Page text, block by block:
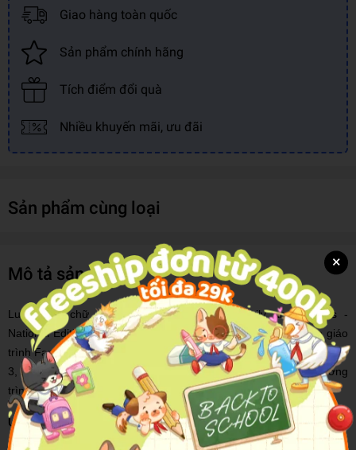
Giao hàng toàn quốc
Sản phẩm chính hãng
Tích điểm đổi quà
Nhiều khuyến mãi, ưu đãi
Sản phẩm cùng loại
Mô tả sản phẩm
Luyện viết chữ đẹp từ vựng Tiếng Anh Family and Friends -
National Edition - là bộ tập viết được biên soạn nội dung theo giáo
trình Family and Friends dành cho các bé học sinh từ lớp 1 đến lớp
3, hỗ trợ các bé học hiệu quả, ghi nhớ nhanh từ vựng theo chương
trình học trên lớp.
Ưu điểm nổi bật của Luyện viết chữ đẹp từ vựng Tiếng Anh
Family and Friends - National Edition:
×